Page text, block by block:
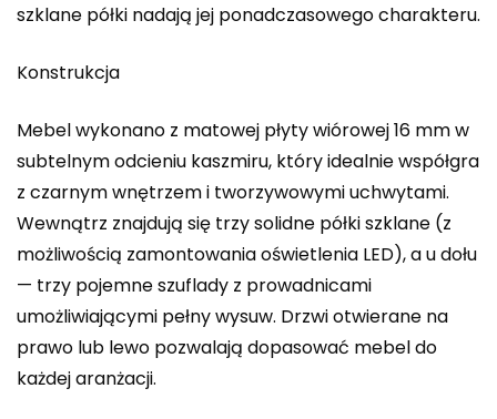
szklane półki nadają jej ponadczasowego charakteru.
Konstrukcja
Mebel wykonano z matowej płyty wiórowej 16 mm w
subtelnym odcieniu kaszmiru, który idealnie współgra
z czarnym wnętrzem i tworzywowymi uchwytami.
Wewnątrz znajdują się trzy solidne półki szklane (z
możliwością zamontowania oświetlenia LED), a u dołu
— trzy pojemne szuflady z prowadnicami
umożliwiającymi pełny wysuw. Drzwi otwierane na
prawo lub lewo pozwalają dopasować mebel do
każdej aranżacji.